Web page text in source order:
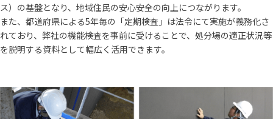
ス）の基盤となり、地域住民の安心安全の向上につながります。
また、都道府県による5年毎の「定期検査」は法令にて実施が義務化さ
れており、弊社の機能検査を事前に受けることで、処分場の適正状況等
を説明する資料として幅広く活用できます。